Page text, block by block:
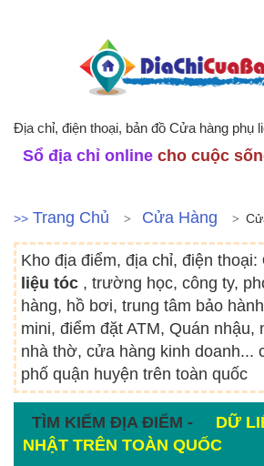
Địa chỉ, điện thoại, bản đồ Cửa hàng phụ
Sổ địa chỉ online cho cuộc
>> Trang Chủ Cửa Hàng
Kho địa điểm, địa chỉ, điện thoại:
liệu tóc , trường học, công ty,
hàng, hồ bơi, trung tâm bảo
mini, điểm đặt ATM, Quán nhậu,
nhà thờ, cửa hàng kinh doanh...
phố quận huyện trên toàn quốc
TÌM KIẾM ĐỊA ĐIỂM -
DỮ
NHẬT TRÊN TOÀN QUỐC